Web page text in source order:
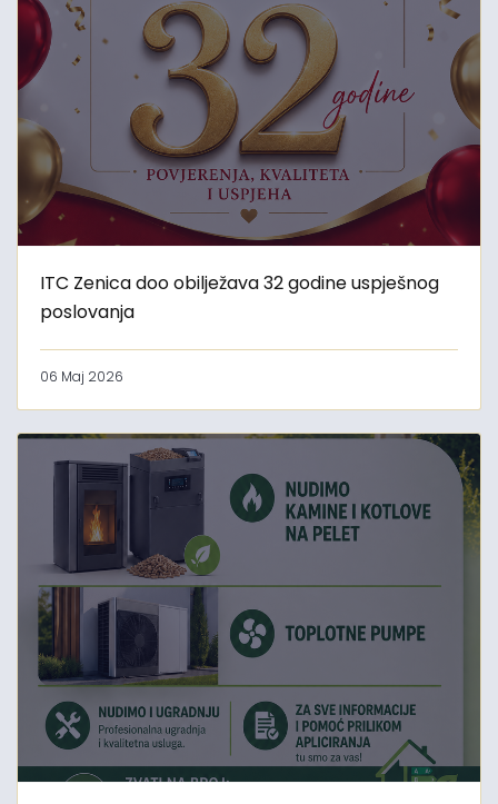
ITC Zenica doo obilježava 32 godine uspješnog
poslovanja
06 Maj 2026